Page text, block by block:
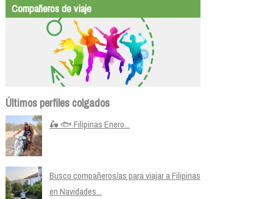
Compañeros de viaje
Últimos perfiles colgados
🛵 🐟 Filipinas Enero...
Busco compañeros/as para viajar a Filipinas
en Navidades...